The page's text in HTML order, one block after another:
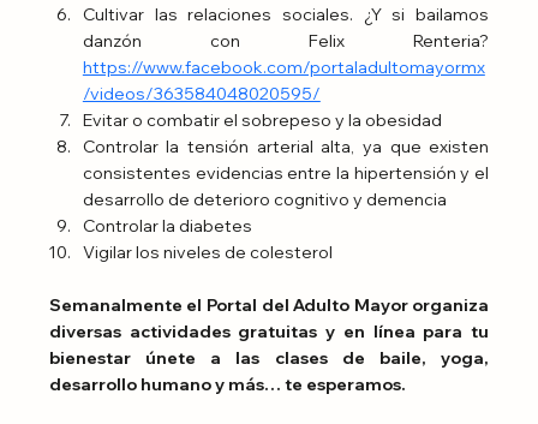
Cultivar las relaciones sociales. ¿Y si bailamos
https://www.facebook.com/portaladultomayormx
/videos/363584048020595/
Evitar o combatir el sobrepeso y la obesidad
Controlar la tensión arterial alta, ya que existen
consistentes evidencias entre la hipertensión y el
desarrollo de deterioro cognitivo y demencia
Controlar la diabetes
Vigilar los niveles de colesterol
Semanalmente el Portal del Adulto Mayor organiza
diversas actividades gratuitas y en línea para tu
bienestar únete a las clases de baile, yoga,
desarrollo humano y más… te esperamos.